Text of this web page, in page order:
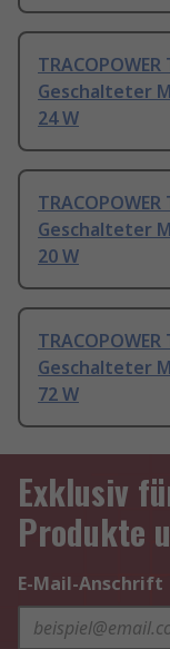
Geschalteter
24 W
Geschalteter
20 W
Geschalteter
72 W
Exklusiv
Produkte
E-Mail-Anschrift